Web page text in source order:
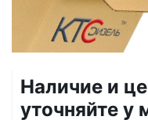
Наличие и
уточняйте у